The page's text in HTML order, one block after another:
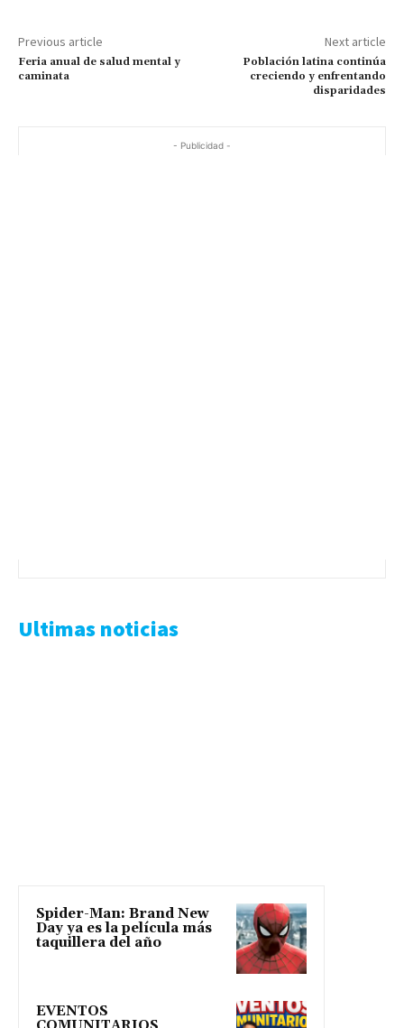
Previous article
Feria anual de salud mental y
caminata
Next article
Población latina continúa
creciendo y enfrentando
disparidades
- Publicidad -
Ultimas noticias
Spider-Man: Brand New
Day ya es la película más
taquillera del año
EVENTOS